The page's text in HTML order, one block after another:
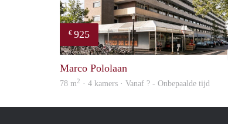
€ 925
Marco Pololaan
78 m2 · 4 kamers · Vanaf ? - Onbepaalde tijd